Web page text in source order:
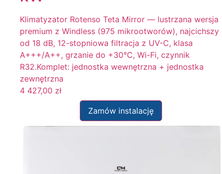
Klimatyzator Rotenso Teta Mirror — lustrzana wersja
premium z Windless (975 mikrootworów), najcichszy
od 18 dB, 12-stopniowa filtracja z UV-C, klasa
A+++/A++, grzanie do +30°C, Wi-Fi, czynnik
R32.Komplet: jednostka wewnętrzna + jednostka
zewnętrzna
4 427,00 zł
Zamów instalację